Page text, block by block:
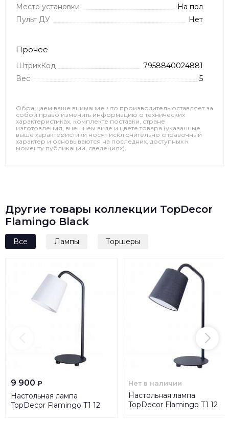
Место установки
На пол
Пульт ДУ
Нет
Прочее
ШтрихКод
7958840024881
Вес
5
Обращаем ваше внимание, что производитель оставляет за
собой право изменить информацию о технических
характеристиках, комплекте поставки, стране
изготовления, внешнем виде и цвете товара (указанные
выше характеристики носят исключительно справочный
характер и основываются на последних, доступных к
моменту публикации, сведениях).
Другие товары коллекции TopDecor
Flamingo Black
Все Лампы Торшеры
9 900 ₽
Настольная лампа
TopDecor Flamingo T1 12
Нет в наличии
Настольная лампа
TopDecor Flamingo T1 12